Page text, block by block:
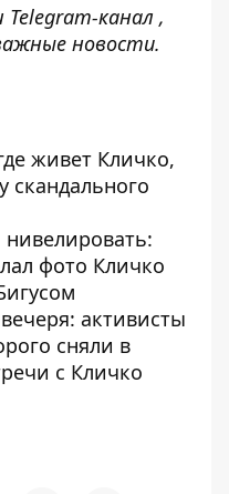
Telegram-канал ,
новости.
живет Кличко,
скандального
фото Кличко
активисты
сняли в
с Кличко